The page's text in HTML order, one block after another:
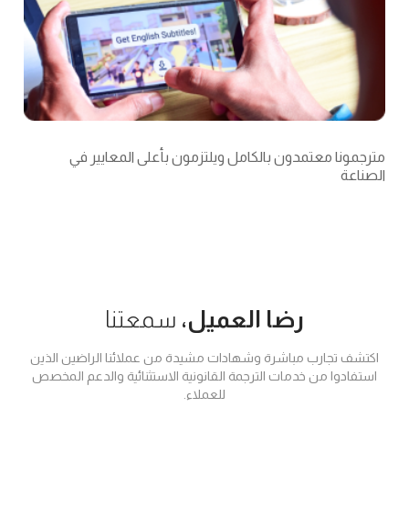
بالكامل ويلتزمون بأعلى المعايير في
رضا العميل،سمعتنا
مباشرة وشهادات مشيدة من عملائنا الراضين الذين
من خدمات الترجمة القانونية الاستثنائية والدعم المخصص